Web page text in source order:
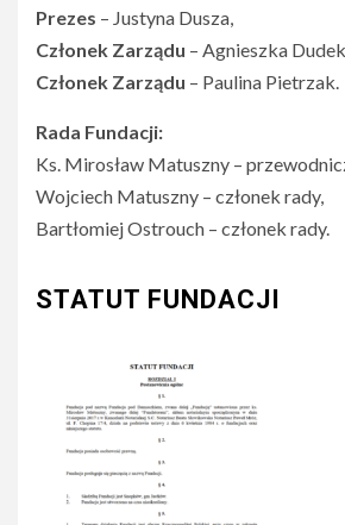
Prezes – Justyna Dusza,
Członek Zarządu – Agnieszka
Członek Zarządu – Paulina Pietrzak.
Rada Fundacji:
Ks. Mirosław Matuszny –
Wojciech Matuszny – członek rady,
Bartłomiej Ostrouch – członek rady.
STATUT FUNDACJI